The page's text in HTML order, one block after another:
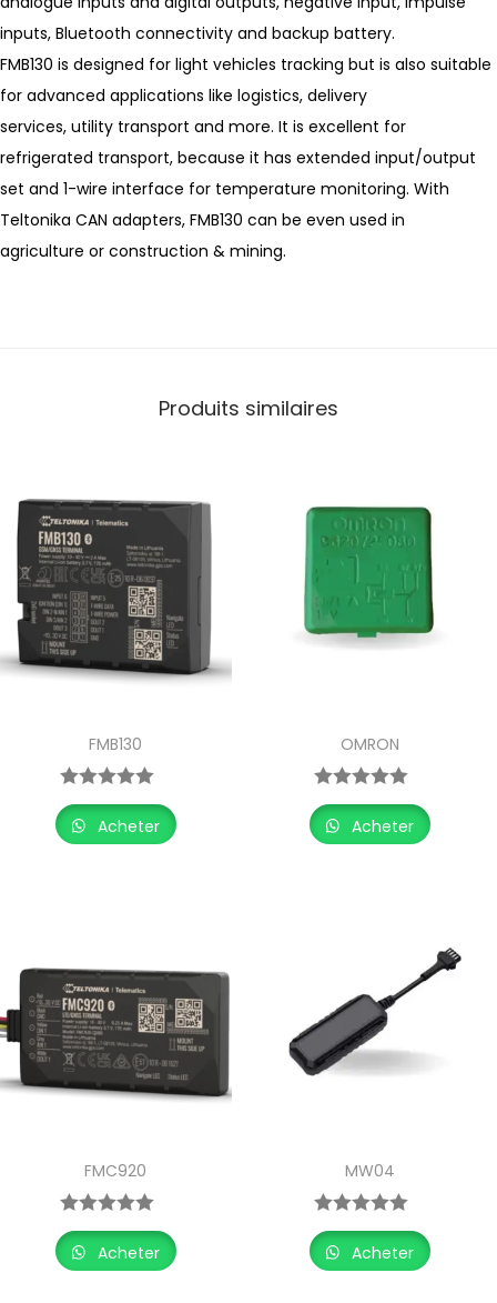
inputs, Bluetooth connectivity and backup battery.
FMB130 is designed for light vehicles tracking but is also suitable
for advanced applications like logistics, delivery
services, utility transport and more. It is excellent for
refrigerated transport, because it has extended input/output
set and 1-wire interface for temperature monitoring. With
Teltonika CAN adapters, FMB130 can be even used in
agriculture or construction & mining.
Produits similaires
FMB130
Acheter
OMRON
Acheter
FMC920
Acheter
MW04
Acheter